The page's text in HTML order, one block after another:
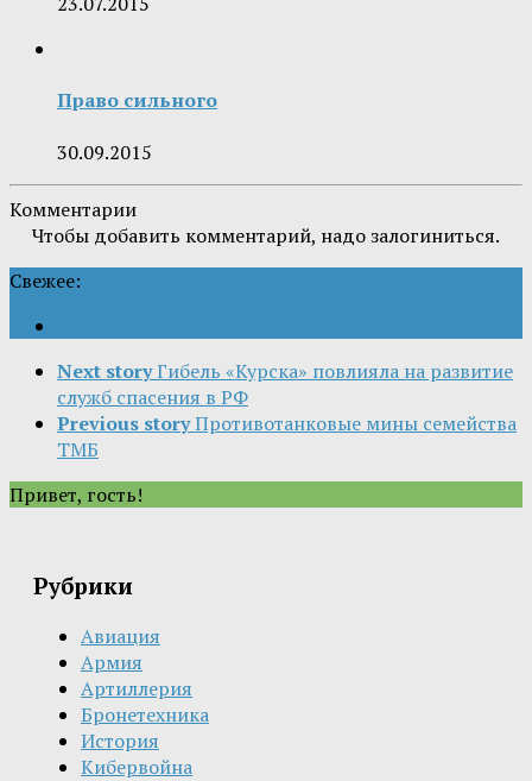
Право сильного
30.09.2015
Комментарии
Чтобы добавить комментарий, надо залогиниться.
Свежее:
Next storyГибель «Курска» повлияла на развитие
служб спасения в РФ
Previous storyПротивотанковые мины семейства
ТМБ
Привет, гость!
Рубрики
Авиация
Армия
Артиллерия
Бронетехника
История
Кибервойна